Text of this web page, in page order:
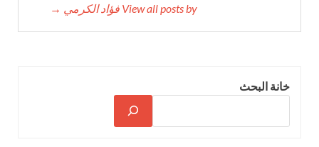
View all posts by فؤاد الكرمي →
خانة البحث